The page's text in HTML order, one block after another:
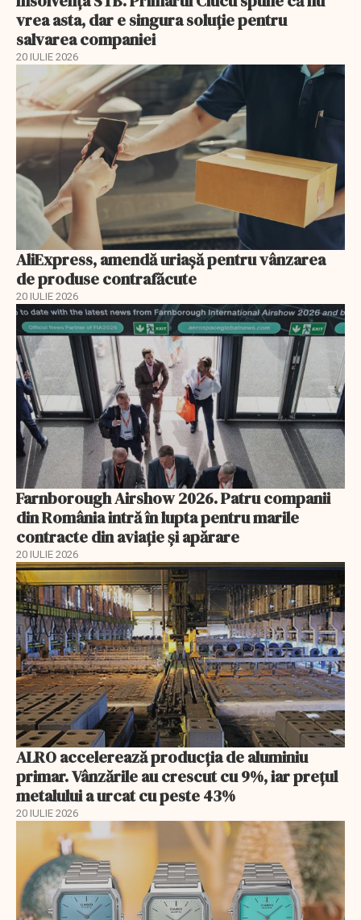
vrea asta, dar e singura soluţie pentru
salvarea companiei
20 IULIE 2026
AliExpress, amendă uriaşă pentru vânzarea
de produse contrafăcute
20 IULIE 2026
Farnborough Airshow 2026. Patru companii
din România intră în lupta pentru marile
contracte din aviație și apărare
20 IULIE 2026
ALRO accelerează producția de aluminiu
primar. Vânzările au crescut cu 9%, iar prețul
metalului a urcat cu peste 43%
20 IULIE 2026